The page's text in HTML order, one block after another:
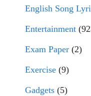
English Song
Entertainment
Exam Paper (2)
Exercise (9)
Gadgets (5)